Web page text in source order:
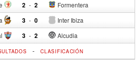
2 - Formentera
2
3 - Inter Ibiza
0
3 - Alcudia
2
-CLASIFICACIÓN